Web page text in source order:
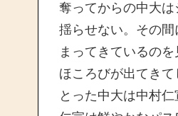
奪ってからの中大
揺らせない。その
まってきているの
ほころびが出てき
とった中大は中村